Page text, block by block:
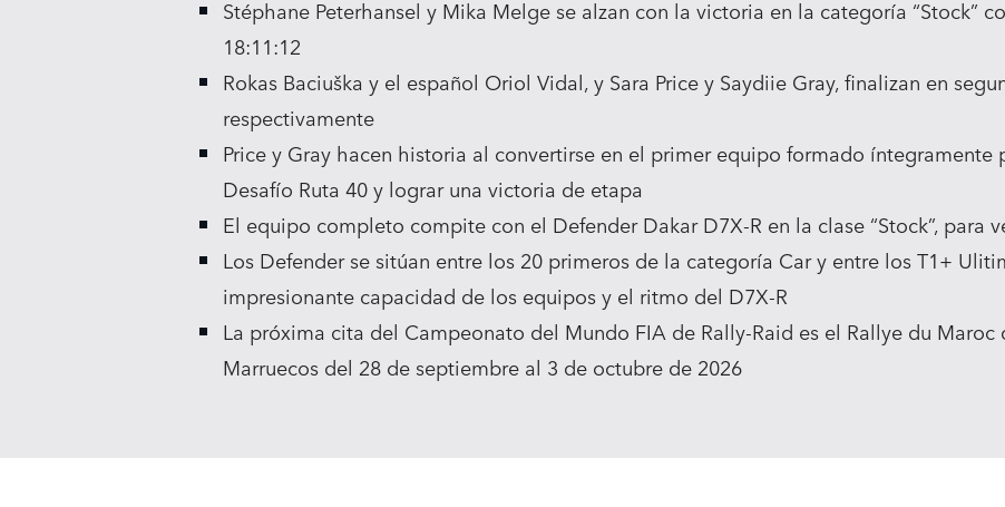
Stéphane Peterhansel y Mika Melge se alzan con la victoria en la categoría “Stock”
18:11:12
Rokas Baciuška y el español Oriol Vidal, y Sara Price y Saydiie Gray, finalizan en
respectivamente
Price y Gray hacen historia al convertirse en el primer equipo formado íntegramente
Desafío Ruta 40 y lograr una victoria de etapa
El equipo completo compite con el Defender Dakar D7X‑R en la clase “Stock”, para
Los Defender se sitúan entre los 20 primeros de la categoría Car y entre los T1+
impresionante capacidad de los equipos y el ritmo del D7X‑R
La próxima cita del Campeonato del Mundo FIA de Rally‑Raid es el Rallye du Maroc
Marruecos del 28 de septiembre al 3 de octubre de 2026